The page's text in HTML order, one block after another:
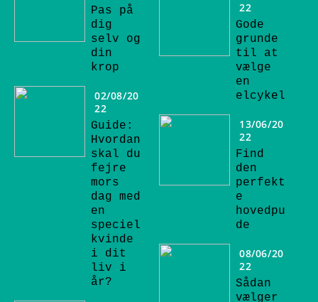
Pas på
dig
selv og
din
krop
02/08/20
22
Guide:
Hvordan
skal du
fejre
mors
dag med
en
speciel
kvinde
i dit
liv i
år?
22
Gode
grunde
til at
vælge
en
elcykel
13/06/20
22
Find
den
perfekt
e
hovedpu
de
08/06/20
22
Sådan
vælger